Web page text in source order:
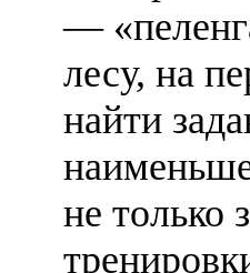
—
лесу, на
найти
не только